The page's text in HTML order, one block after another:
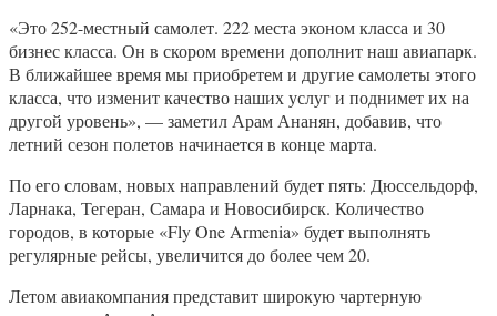
«Это 252-местный самолет. 222 места эконом класса и 30
бизнес класса. Он в скором времени дополнит наш авиапарк.
В ближайшее время мы приобретем и другие самолеты этого
класса, что изменит качество наших услуг и поднимет их на
другой уровень», — заметил Арам Ананян, добавив, что
летний сезон полетов начинается в конце марта.
По его словам, новых направлений будет пять: Дюссельдорф,
Ларнака, Тегеран, Самара и Новосибирск. Количество
городов, в которые «Fly One Armenia» будет выполнять
регулярные рейсы, увеличится до более чем 20.
Летом авиакомпания представит широкую чартерную